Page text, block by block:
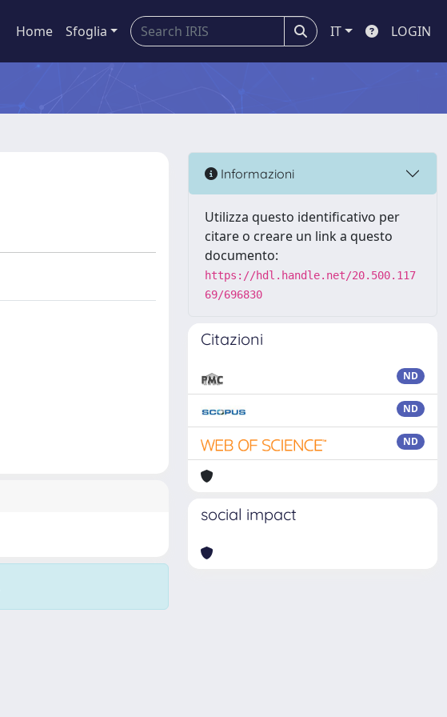
Home Sfoglia IT LOGIN
Informazioni
Utilizza questo identificativo per
citare o creare un link a questo
documento:
https://hdl.handle.net/20.500.117
69/696830
Citazioni
ND
ND
ND
social impact